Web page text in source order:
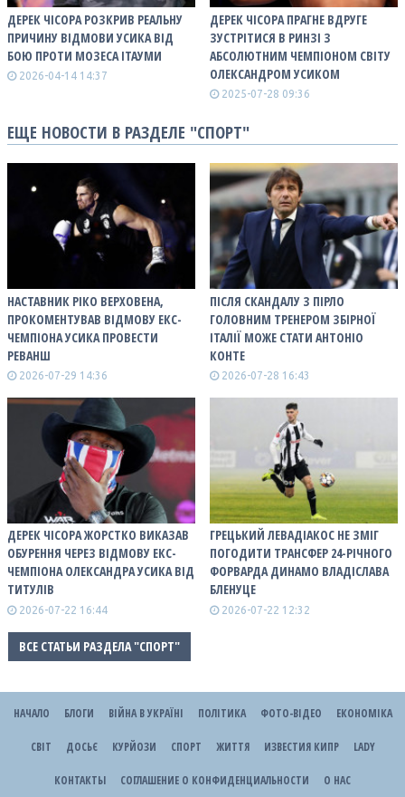
ДЕРЕК ЧІСОРА РОЗКРИВ РЕАЛЬНУ
ПРИЧИНУ ВІДМОВИ УСИКА ВІД
БОЮ ПРОТИ МОЗЕСА ІТАУМИ
2026-04-14 14:37
ДЕРЕК ЧІСОРА ПРАГНЕ ВДРУГЕ
ЗУСТРІТИСЯ В РИНЗІ З
АБСОЛЮТНИМ ЧЕМПІОНОМ СВІТУ
ОЛЕКСАНДРОМ УСИКОМ
2025-07-28 09:36
ЕЩЕ НОВОСТИ В РАЗДЕЛЕ "СПОРТ"
НАСТАВНИК РІКО ВЕРХОВЕНА,
ПРОКОМЕНТУВАВ ВІДМОВУ ЕКС-
ЧЕМПІОНА УСИКА ПРОВЕСТИ
РЕВАНШ
2026-07-29 14:36
ПІСЛЯ СКАНДАЛУ З ПІРЛО
ГОЛОВНИМ ТРЕНЕРОМ ЗБІРНОЇ
ІТАЛІЇ МОЖЕ СТАТИ АНТОНІО
КОНТЕ
2026-07-28 16:43
ДЕРЕК ЧІСОРА ЖОРСТКО ВИКАЗАВ
ОБУРЕННЯ ЧЕРЕЗ ВІДМОВУ ЕКС-
ЧЕМПІОНА ОЛЕКСАНДРА УСИКА ВІД
ТИТУЛІВ
2026-07-22 16:44
ГРЕЦЬКИЙ ЛЕВАДІАКОС НЕ ЗМІГ
ПОГОДИТИ ТРАНСФЕР 24-РІЧНОГО
ФОРВАРДА ДИНАМО ВЛАДІСЛАВА
БЛЕНУЦЕ
2026-07-22 12:32
ВСЕ СТАТЬИ РАЗДЕЛА "СПОРТ"
НАЧАЛО БЛОГИ ВІЙНА В УКРАЇНІ ПОЛІТИКА ФОТО-ВІДЕО ЕКОНОМІКА
СВІТ ДОСЬЄ КУРЙОЗИ СПОРТ ЖИТТЯ ИЗВЕСТИЯ КИПР LADY
КОНТАКТЫ СОГЛАШЕНИЕ О КОНФИДЕНЦИАЛЬНОСТИ О НАС